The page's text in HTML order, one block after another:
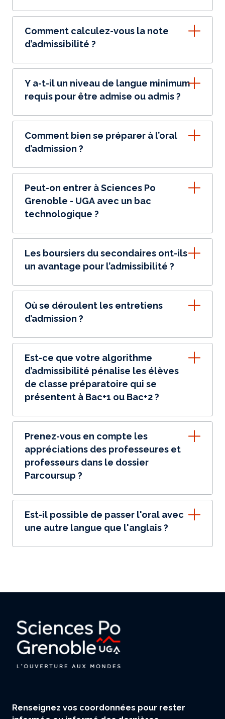
Comment calculez-vous la note
d’admissibilité ?
Y a-t-il un niveau de langue minimum
requis pour être admise ou admis ?
Comment bien se préparer à l’oral
d’admission ?
Peut-on entrer à Sciences Po
Grenoble - UGA avec un bac
technologique ?
Les boursiers du secondaires ont-ils
un avantage pour l’admissibilité ?
Où se déroulent les entretiens
d’admission ?
Est-ce que votre algorithme
d’admissibilité pénalise les élèves
de classe préparatoire qui se
présentent à Bac+1 ou Bac+2 ?
Prenez-vous en compte les
appréciations des professeures et
professeurs dans le dossier
Parcoursup ?
Est-il possible de passer l'oral avec
une autre langue que l'anglais ?
Renseignez vos coordonnées pour rester